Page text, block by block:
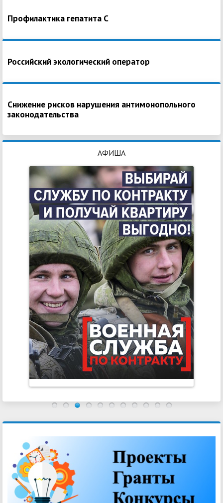
Профилактика гепатита С
Российский экологический оператор
Снижение рисков нарушения антимонопольного
законодательства
АФИША